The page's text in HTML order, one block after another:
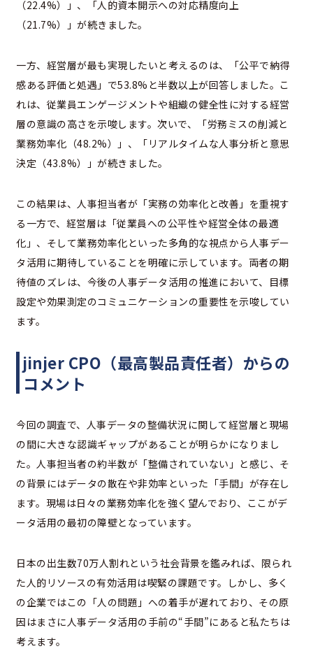
（22.4%）」、「人的資本開示への対応精度向上
（21.7%）」が続きました。
一方、経営層が最も実現したいと考えるのは、「公平で納得
感ある評価と処遇」で53.8%と半数以上が回答しました。こ
れは、従業員エンゲージメントや組織の健全性に対する経営
層の意識の高さを示唆します。次いで、「労務ミスの削減と
業務効率化（48.2%）」、「リアルタイムな人事分析と意思
決定（43.8%）」が続きました。
この結果は、人事担当者が「実務の効率化と改善」を重視す
る一方で、経営層は「従業員への公平性や経営全体の最適
化」、そして業務効率化といった多角的な視点から人事デー
タ活用に期待していることを明確に示しています。両者の期
待値のズレは、今後の人事データ活用の推進において、目標
設定や効果測定のコミュニケーションの重要性を示唆してい
ます。
jinjer CPO（最高製品責任者）からの
コメント
今回の調査で、人事データの整備状況に関して経営層と現場
の間に大きな認識ギャップがあることが明らかになりまし
た。人事担当者の約半数が「整備されていない」と感じ、そ
の背景にはデータの散在や非効率といった「手間」が存在し
ます。現場は日々の業務効率化を強く望んでおり、ここがデ
ータ活用の最初の障壁となっています。
日本の出生数70万人割れという社会背景を鑑みれば、限られ
た人的リソースの有効活用は喫緊の課題です。しかし、多く
の企業ではこの「人の問題」への着手が遅れており、その原
因はまさに人事データ活用の手前の“手間”にあると私たちは
考えます。